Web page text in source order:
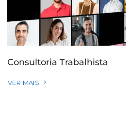
Consultoria Trabalhista
VER MAIS